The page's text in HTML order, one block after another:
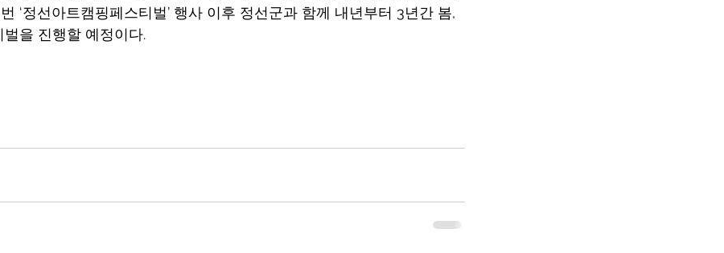
‘정선아트캠핑페스티벌’ 행사 이후 정선군과 함께 내년부터 3년간 봄,
을 진행할 예정이다.